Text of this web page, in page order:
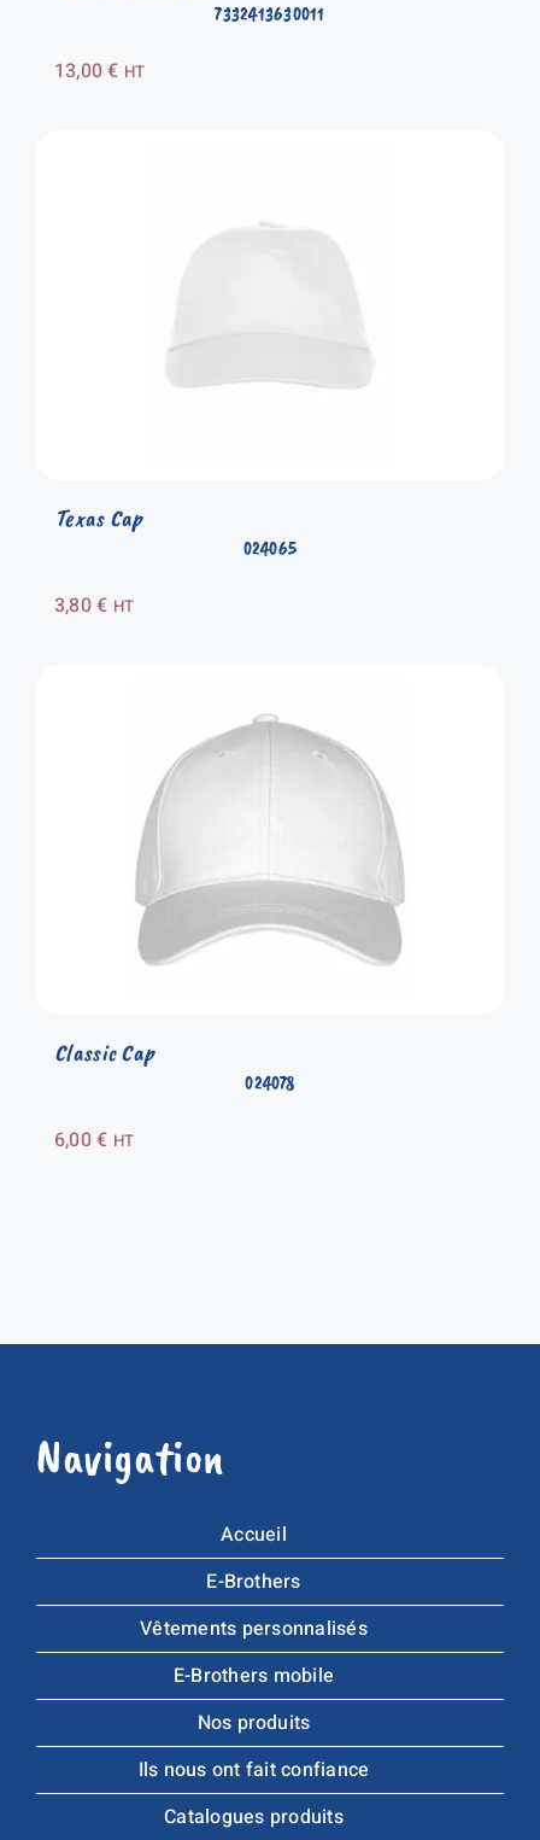
7332413630011
13,00€ HT
024065
Texas Cap
3,80€ HT
024078
Classic Cap
6,00€ HT
Navigation
Accueil
E-Brothers
Vêtements personnalisés
E-Brothers mobile
Nos produits
Ils nous ont fait confiance
Catalogues produits